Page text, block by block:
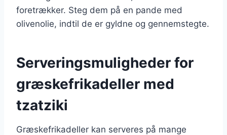
foretrækker. Steg dem på en pande med
olivenolie, indtil de er gyldne og gennemstegte.
Serveringsmuligheder for
græskefrikadeller med
tzatziki
Græskefrikadeller kan serveres på mange